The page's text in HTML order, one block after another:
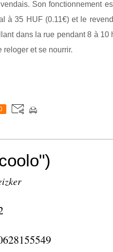
Son fonctionnement
à 35 HUF (0.11€) et le
dans la rue pendant 8 à 10
reloger et se nourrir.